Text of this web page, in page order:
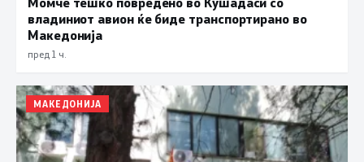
владиниот авион ќе биде транспортирано во
Македонија
пред 1 ч.
МАКЕДОНИЈА